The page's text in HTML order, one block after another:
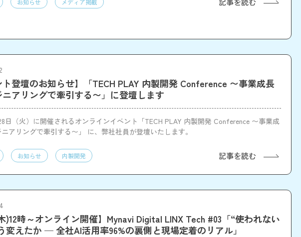
お知らせ メディア掲載
ト登壇のお知らせ】「TECH PLAY 内製開発 Conference 〜事業成長
ニアリングで牽引する〜」に登壇します
日（火）に開催されるオンラインイベント「TECH PLAY 内製開発 Conference 〜事業成
アリングで牽引する〜」 に、弊社社員が登壇いたします。
お知らせ 内製開発 記事を読む
)12時～オンライン開催】Mynavi Digital LINX Tech #03「“使われない
変えたか — 全社AI活用率96%の裏側と現場定着のリアル」